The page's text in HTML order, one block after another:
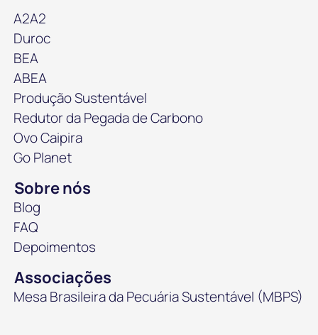
A2A2
Duroc
BEA
ABEA
Produção Sustentável
Redutor da Pegada de Carbono
Ovo Caipira
Go Planet
Sobre nós
Blog
FAQ
Depoimentos
Associações
Mesa Brasileira da Pecuária Sustentável (MBPS)